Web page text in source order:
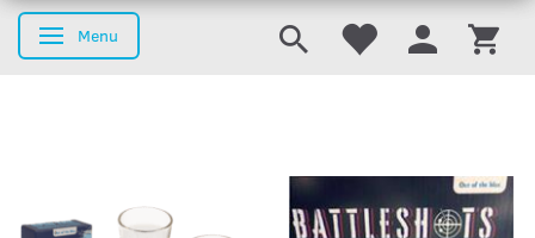
Skifte navigation
Menu